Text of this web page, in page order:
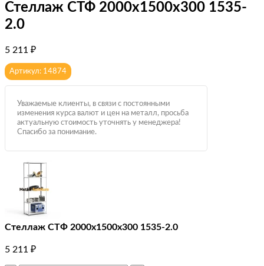
Стеллаж СТФ 2000x1500x300 1535-
2.0
5 211 ₽
Артикул: 14874
Уважаемые клиенты, в связи с постоянными
изменения курса валют и цен на металл, просьба
актуальную стоимость уточнять у менеджера!
Спасибо за понимание.
Стеллаж СТФ 2000x1500x300 1535-2.0
5 211 ₽